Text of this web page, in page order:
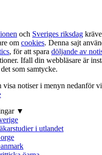
och Sveriges riksdag
om cookies. Denna sajt
, för att spara döljande av
Ifall din webbläsare är
som samtycke.
visa notiser i menyn nedanför
▼
i utlandet